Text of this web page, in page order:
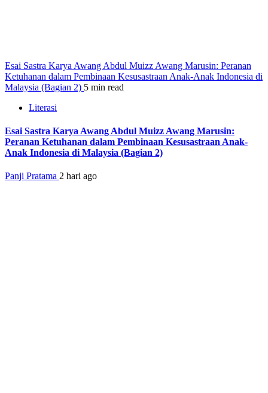
Esai Sastra Karya Awang Abdul Muizz Awang Marusin: Peranan
Ketuhanan dalam Pembinaan Kesusastraan Anak-Anak Indonesia di
Malaysia (Bagian 2) 5 min read
Literasi
Esai Sastra Karya Awang Abdul Muizz Awang Marusin:
Peranan Ketuhanan dalam Pembinaan Kesusastraan Anak-
Anak Indonesia di Malaysia (Bagian 2)
Panji Pratama 2 hari ago